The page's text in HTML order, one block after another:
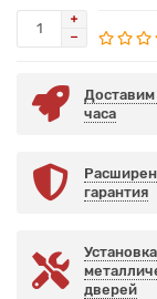
Доставим
часа
гарантия
Установка
дверей